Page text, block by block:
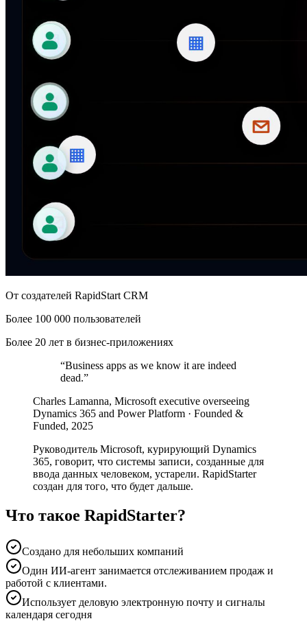
От создателей RapidStart CRM
Более 100 000 пользователей
Более 20 лет в бизнес-приложениях
“Business apps as we know it are indeed
dead.”
Charles Lamanna, Microsoft executive overseeing
Dynamics 365 and Power Platform · Founded &
Funded, 2025
Руководитель Microsoft, курирующий Dynamics
365, говорит, что системы записи, созданные для
ввода данных человеком, устарели. RapidStarter
создан для того, что будет дальше.
Что такое RapidStarter?
Создано для небольших компаний
Один ИИ-агент занимается отслеживанием продаж и
работой с клиентами.
Использует деловую электронную почту и сигналы
календаря сегодня